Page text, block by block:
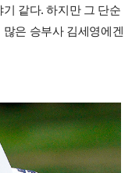
같다. 하지만 그 단순
은 승부사 김세영에겐